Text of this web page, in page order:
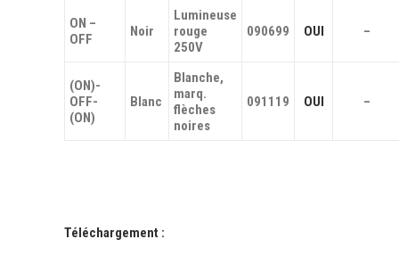
ON –
OFF
Noir
Lumineuse
rouge
250V
090699 OUI –
(ON)-
OFF-
(ON)
Blanc
Blanche,
marq.
flèches
noires
091119 OUI –
Téléchargement :